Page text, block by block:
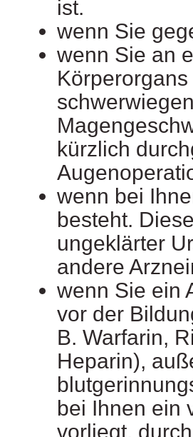
ist.
wenn Sie
wenn Sie an
kürzlich
wenn bei
besteht.
ungeklärter
andere
wenn Sie ein
vor der
B. Warfarin,
Heparin),
bei Ihnen ein
vorliegt,